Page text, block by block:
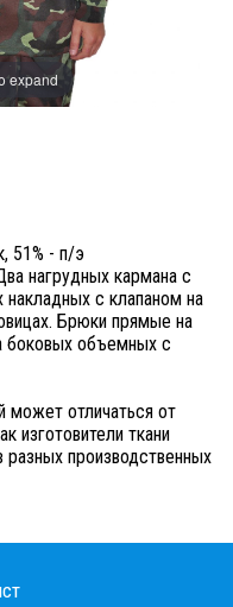
expand
51% - п/э
нагрудных кармана с
накладных с клапаном на
Брюки прямые на
боковых объемных с
может отличаться от
изготовители ткани
разных производственных